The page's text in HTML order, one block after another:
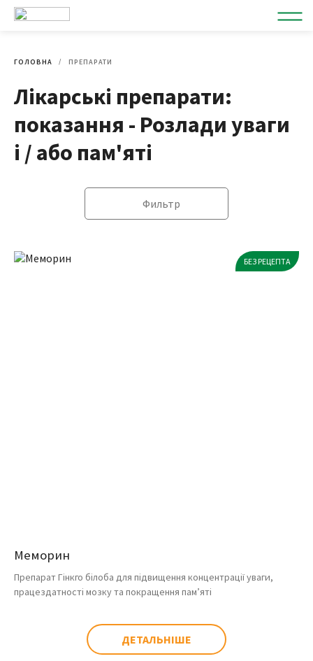
ГОЛОВНА ПРЕПАРАТИ
Лікарські препарати:
показання - Розлади уваги
і / або пам'яті
Фильтр
БЕЗ РЕЦЕПТА
Меморин
Препарат Гінкго білоба для підвищення концентрації уваги,
працездатності мозку та покращення пам’яті
ДЕТАЛЬНІШЕ